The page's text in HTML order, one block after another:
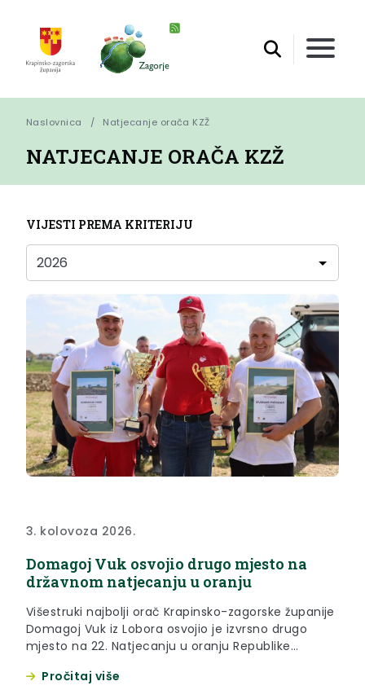
Naslovnica Natjecanje orača KZŽ
NATJECANJE ORAČA KZŽ
VIJESTI PREMA KRITERIJU
3. kolovoza 2026.
Domagoj Vuk osvojio drugo mjesto na
državnom natjecanju u oranju
Višestruki najbolji orač Krapinsko-zagorske županije
Domagoj Vuk iz Lobora osvojio je izvrsno drugo
mjesto na 22. Natjecanju u oranju Republike
Delnicama. Domagoj Vuk je ovim uspjehom
Pročitaj više